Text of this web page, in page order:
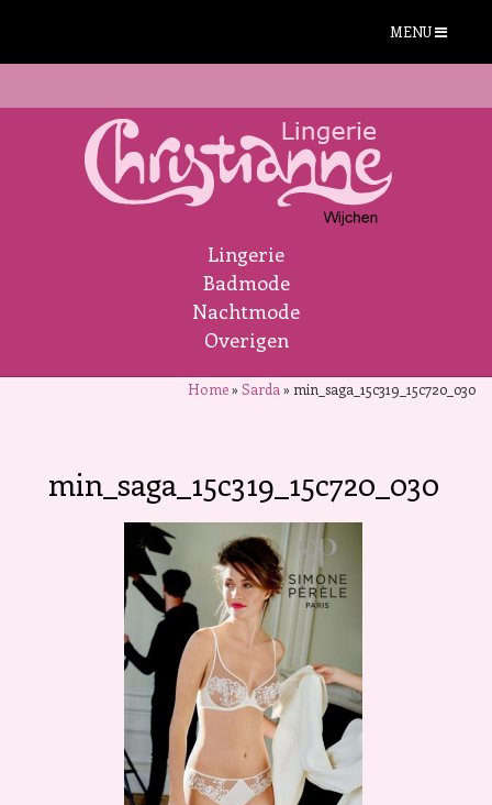
MENU
Lingerie
Badmode
Nachtmode
Overigen
Home»Sarda » min_saga_15c319_15c720_030
min_saga_15c319_15c720_030